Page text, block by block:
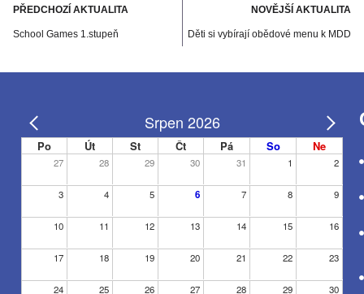
PŘEDCHOZÍ AKTUALITA
School Games 1.stupeň
NOVĚJŠÍ AKTUALITA
Děti si vybírají obědové menu k MDD
Srpen 2026
Po Út St Čt Pá So Ne
27 28 29 30 31 1 2
3 4 5 6 7 8 9
10 11 12 13 14 15 16
17 18 19 20 21 22 23
24 25 26 27 28 29 30